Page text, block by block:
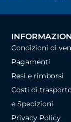
Condizioni di
Pagamenti
Resi e rimborsi
Costi di
e Spedizioni
Privacy Policy